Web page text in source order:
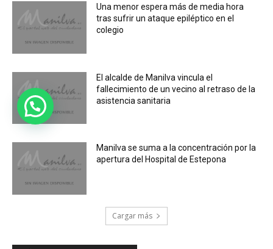
Una menor espera más de media hora
tras sufrir un ataque epiléptico en el
colegio
El alcalde de Manilva vincula el
fallecimiento de un vecino al retraso de la
asistencia sanitaria
Manilva se suma a la concentración por la
apertura del Hospital de Estepona
Cargar más